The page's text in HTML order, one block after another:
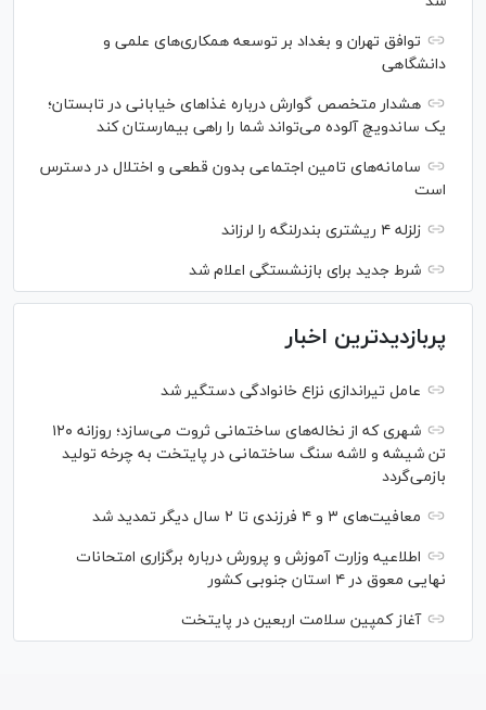
توافق تهران و بغداد بر توسعه همکاری‌های علمی و
دانشگاهی
هشدار متخصص گوارش درباره غذا‌های خیابانی در تابستان؛
یک ساندویچ آلوده می‌تواند شما را راهی بیمارستان کند
سامانه‌های تامین اجتماعی بدون قطعی و اختلال در دسترس
است
زلزله ۴ ریشتری بندرلنگه را لرزاند
شرط جدید برای بازنشستگی اعلام شد
پربازدیدترین اخبار
عامل تیراندازی نزاع خانوادگی دستگیر شد
شهری که از نخاله‌های ساختمانی ثروت می‌سازد؛ روزانه ۱۲۰
تن شیشه و لاشه سنگ ساختمانی در پایتخت به چرخه تولید
بازمی‌گردد
معافیت‌های ۳ و ۴ فرزندی تا ۲ سال دیگر تمدید شد
اطلاعیه وزارت آموزش و پرورش درباره برگزاری امتحانات
نهایی معوق در ۴ استان جنوبی کشور
آغاز کمپین سلامت اربعین در پایتخت